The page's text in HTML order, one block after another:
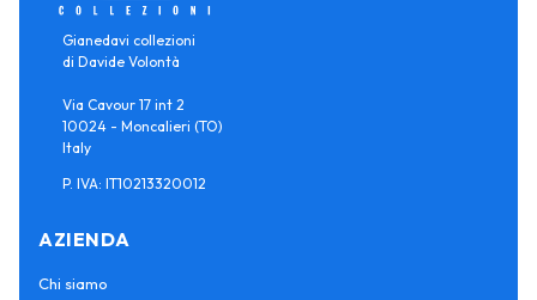
Gianedavi collezioni
di Davide Volontà
Via Cavour 17 int 2
10024 - Moncalieri (TO)
Italy
P. IVA: IT10213320012
AZIENDA
Chi siamo